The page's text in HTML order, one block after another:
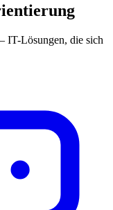
IT-Lösungen, die sich